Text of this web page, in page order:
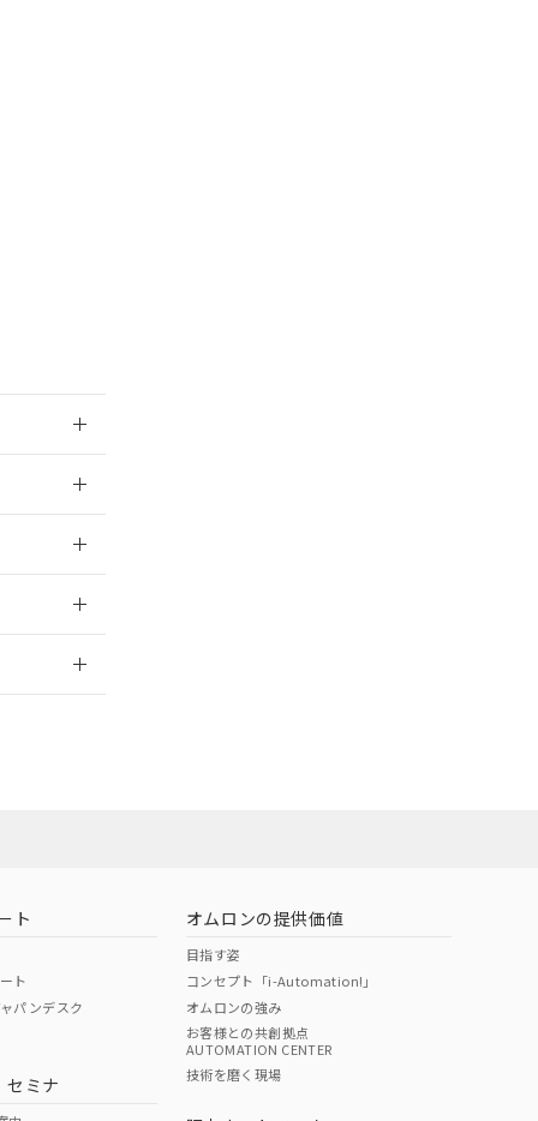
ト
ト
パンデスク
セミナ
オムロンの提供価値
目指す姿
コンセプト「i-Automation!」
オムロンの強み
お客様との共創拠点
AUTOMATION CENTER
技術を磨く現場